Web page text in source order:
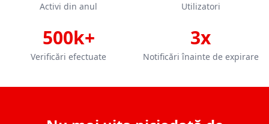
Activi din anul Utilizatori
500k+
Verificări efectuate
3x
Notificări înainte de expirare